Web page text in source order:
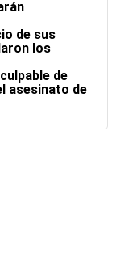
de sus
los
de
asesinato de